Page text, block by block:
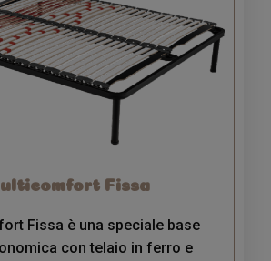
Fissa
Fissa è una speciale base
con telaio in ferro e